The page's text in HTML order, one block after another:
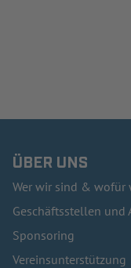
ÜBER UNS
Wer wir sind & wofür
Geschäftsstellen und
Sponsoring
Vereinsunterstützung